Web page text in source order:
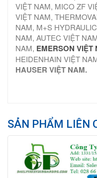
VIỆT NAM, MICO ZF
VIỆT NAM,
NAM, M+S
NAM, AUTEC VIỆT
NAM, EMERSON VIỆT
HEIDENHAIN VIỆT
HAUSER VIỆT NAM.
SẢN PHẨM LIÊN